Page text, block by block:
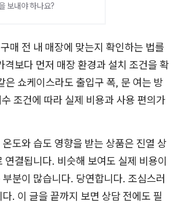
보내야 하나요?
매 전 내 매장에 맞는지 확인하는 법를
격보다 먼저 매장 환경과 설치 조건을 확
은 쇼케이스라도 출입구 폭, 문 여는 방
조건에 따라 실제 비용과 사용 편의가
도와 습도 영향을 받는 상품은 진열 상
연결됩니다. 비슷해 보여도 실제 비용이
분이 많습니다. 당연합니다. 조심스러
. 이 글을 끝까지 보면 상담 전에도 필